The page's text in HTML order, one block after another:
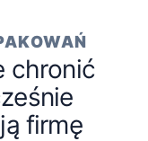
chronić
firmę